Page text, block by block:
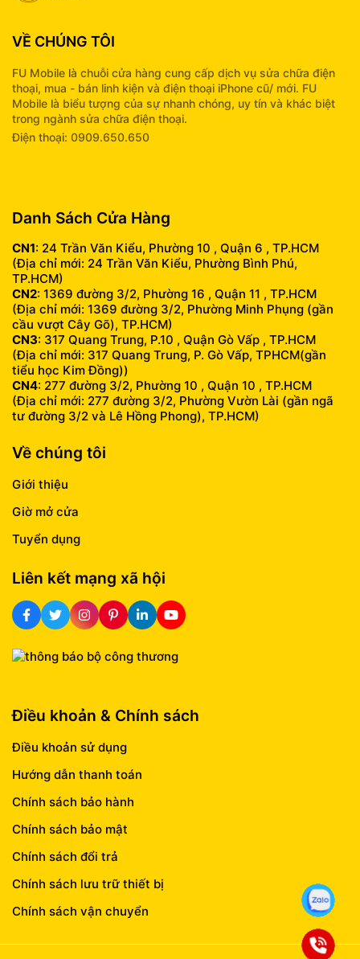
VỀ CHÚNG TÔI
FU Mobile là chuỗi cửa hàng cung cấp dịch vụ sửa chữa điện
thoại, mua - bán linh kiện và điện thoại iPhone cũ/ mới. FU
Mobile là biểu tượng của sự nhanh chóng, uy tín và khác biệt
trong ngành sửa chữa điện thoại.
Điện thoại: 0909.650.650
Danh Sách Cửa Hàng
CN1: 24 Trần Văn Kiểu, Phường 10 , Quận 6 , TP.HCM
(Địa chỉ mới: 24 Trần Văn Kiểu, Phường Bình Phú,
TP.HCM)
CN2: 1369 đường 3/2, Phường 16 , Quận 11 , TP.HCM
(Địa chỉ mới: 1369 đường 3/2, Phường Minh Phụng (gần
cầu vượt Cây Gõ), TP.HCM)
CN3: 317 Quang Trung, P.10 , Quận Gò Vấp , TP.HCM
(Địa chỉ mới: 317 Quang Trung, P. Gò Vấp, TPHCM(gần
tiểu học Kim Đồng))
CN4: 277 đường 3/2, Phường 10 , Quận 10 , TP.HCM
(Địa chỉ mới: 277 đường 3/2, Phường Vườn Lài (gần ngã
tư đường 3/2 và Lê Hồng Phong), TP.HCM)
Về chúng tôi
Giới thiệu
Giờ mở cửa
Tuyển dụng
Liên kết mạng xã hội
Điều khoản & Chính sách
Điều khoản sử dụng
Hướng dẫn thanh toán
Chính sách bảo hành
Chính sách bảo mật
Chính sách đổi trả
Chính sách lưu trữ thiết bị
Chính sách vận chuyển